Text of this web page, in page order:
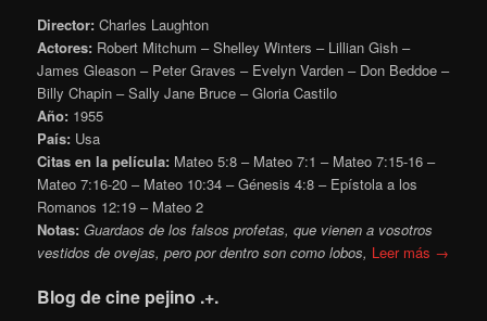
Director: Charles Laughton
Actores: Robert Mitchum – Shelley Winters – Lillian Gish –
James Gleason – Peter Graves – Evelyn Varden – Don Beddoe –
Billy Chapin – Sally Jane Bruce – Gloria Castilo
Año: 1955
País: Usa
Citas en la película: Mateo 5:8 – Mateo 7:1 – Mateo 7:15-16 –
Mateo 7:16-20 – Mateo 10:34 – Génesis 4:8 – Epístola a los
Romanos 12:19 – Mateo 2
Notas:Guardaos de los falsos profetas, que vienen a vosotros
vestidos de ovejas, pero por dentro son como lobos, Leer más →
Blog de cine pejino .+.